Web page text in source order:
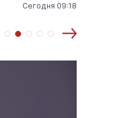
Сегодня 09:18